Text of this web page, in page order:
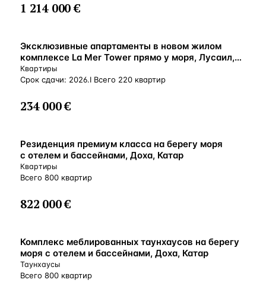
1 214 000 €
Эксклюзивные апартаменты в новом жилом
комплексе La Mer Tower прямо у моря, Лусаил,
Эд-Доха, Катар
Квартиры
Срок сдачи: 2026.I Всего 220 квартир
234 000 €
Резиденция премиум класса на берегу моря
с отелем и бассейнами, Доха, Катар
Квартиры
Всего 800 квартир
822 000 €
Комплекс меблированных таунхаусов на берегу
моря с отелем и бассейнами, Доха, Катар
Таунхаусы
Всего 800 квартир